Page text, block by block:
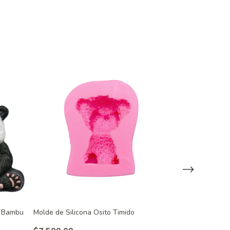
Molde de Silicona Osito Timido